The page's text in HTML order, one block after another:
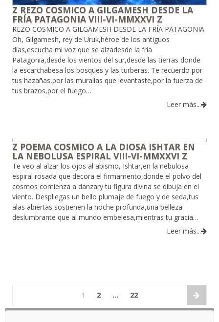
Z REZO COSMICO A GILGAMESH DESDE LA
FRÍA PATAGONIA VIII-VI-MMXXVI Z
REZO COSMICO A GILGAMESH DESDE LA FRÍA PATAGONIA
Oh, Gilgamesh, rey de Uruk,héroe de los antiguos
días,escucha mi voz que se alzadesde la fría
Patagonia,desde los vientos del sur,desde las tierras donde
la escarchabesa los bosques y las turberas. Te recuerdo por
tus hazañas,por las murallas que levantaste,por la fuerza de
tus brazos,por el fuego…
Leer más...
Z POEMA COSMICO A LA DIOSA ISHTAR EN
LA NEBOLUSA ESPIRAL VIII-VI-MMXXVI Z
Te veo al alzar los ojos al abismo, Ishtar,en la nebulosa
espiral rosada que decora el firmamento,donde el polvo del
cosmos comienza a danzary tu figura divina se dibuja en el
viento. Despliegas un bello plumaje de fuego y de seda,tus
alas abiertas sostienen la noche profunda,una belleza
deslumbrante que al mundo embelesa,mientras tu gracia…
Leer más...
1 2 … 22